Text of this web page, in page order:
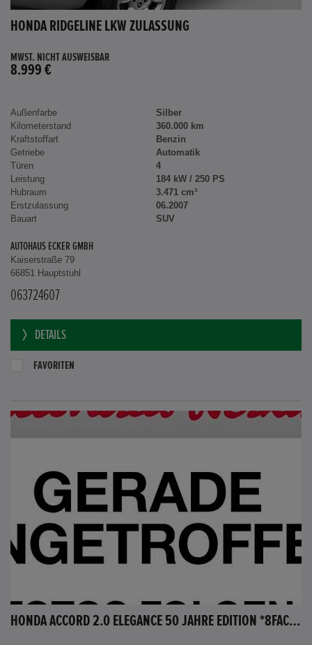
HONDA RIDGELINE LKW ZULASSUNG
MWST. NICHT AUSWEISBAR
8.999 €
Außenfarbe
Silber
Kilometerstand
360.000 km
Kraftstoffart
Benzin
Getriebe
Automatik
Türen
4
Leistung
184 kW / 250 PS
Hubraum
3.471 cm³
Erstzulassung
06.2007
Bauart
SUV
AUTOHAUS ECKER GMBH
Kaiserstraße 79
66851 Hauptstuhl
063724607
DETAILS
FAVORITEN
HONDA ACCORD 2.0 ELEGANCE 50 JAHRE EDITION *8FACH BEREIFT*